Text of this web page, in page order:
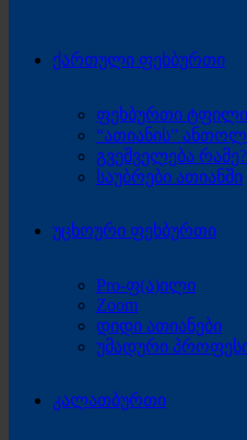
ქართული ფეხბურთი
ფეხბურთი
“ათიანის”
გვეშველება რამე?
საუბრები ათიანში
უცხოური ფეხბურთი
Pro-ფ(ა)ილი
Zoom
დიდი ათიანები
უმადური
კალათბურთი